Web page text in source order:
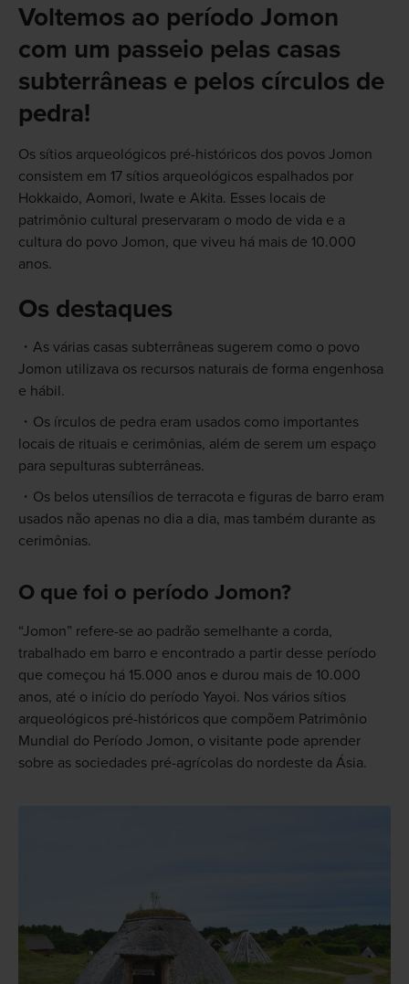
Voltemos ao período Jomon
com um passeio pelas casas
subterrâneas e pelos círculos de
pedra!
Os sítios arqueológicos pré-históricos dos povos Jomon
consistem em 17 sítios arqueológicos espalhados por
Hokkaido, Aomori, Iwate e Akita. Esses locais de
patrimônio cultural preservaram o modo de vida e a
cultura do povo Jomon, que viveu há mais de 10.000
anos.
Os destaques
As várias casas subterrâneas sugerem como o povo
Jomon utilizava os recursos naturais de forma engenhosa
e hábil.
Os írculos de pedra eram usados como importantes
locais de rituais e cerimônias, além de serem um espaço
para sepulturas subterrâneas.
Os belos utensílios de terracota e figuras de barro eram
usados não apenas no dia a dia, mas também durante as
cerimônias.
O que foi o período Jomon?
“Jomon” refere-se ao padrão semelhante a corda,
trabalhado em barro e encontrado a partir desse período
que começou há 15.000 anos e durou mais de 10.000
anos, até o início do período Yayoi. Nos vários sítios
arqueológicos pré-históricos que compõem Patrimônio
Mundial do Período Jomon, o visitante pode aprender
sobre as sociedades pré-agrícolas do nordeste da Ásia.